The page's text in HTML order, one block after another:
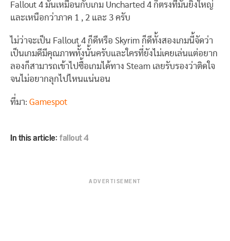
Fallout 4 มันเหมือนกับเกม Uncharted 4 ก็ตรงที่มันยิ่งใหญ่
และเหนือกว่าภาค 1 , 2 และ 3 ครับ
ไม่ว่าจะเป็น Fallout 4 ก็ดีหรือ Skyrim ก็ดีทั้งสองเกมนี้จัดว่า
เป็นเกมดีมีคุณภาพทั้งนั้นครับและใครที่ยังไม่เคยเล่นแต่อยาก
ลองก็สามารถเข้าไปซื้อเกมได้ทาง Steam เลยรับรองว่าติดใจ
จนไม่อยากลุกไปไหนแน่นอน
ที่มา: Gamespot
In this article:fallout 4
ADVERTISEMENT